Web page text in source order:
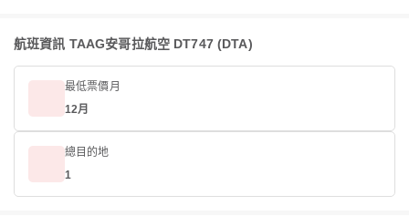
航班資訊 TAAG安哥拉航空 DT747 (DTA)
最低票價月
12月
總目的地
1